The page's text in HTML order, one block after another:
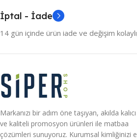
İptal - İade
14 gün içinde ürün iade ve değişim
Markanızı bir adım öne taşıyan, akılda kalıcı
ve kaliteli promosyon ürünleri ile matbaa
çözümleri sunuyoruz. Kurumsal kimliğinizi